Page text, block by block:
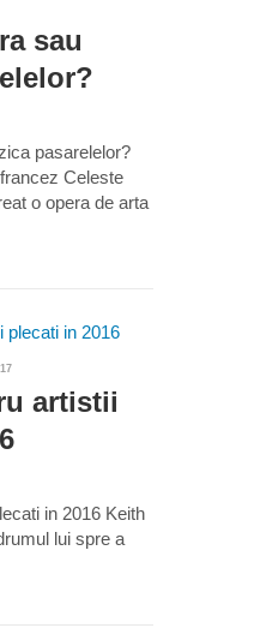
sau
pasarelelor?
Celeste
o opera de arta
artistii
in 2016 Keith
lui spre a